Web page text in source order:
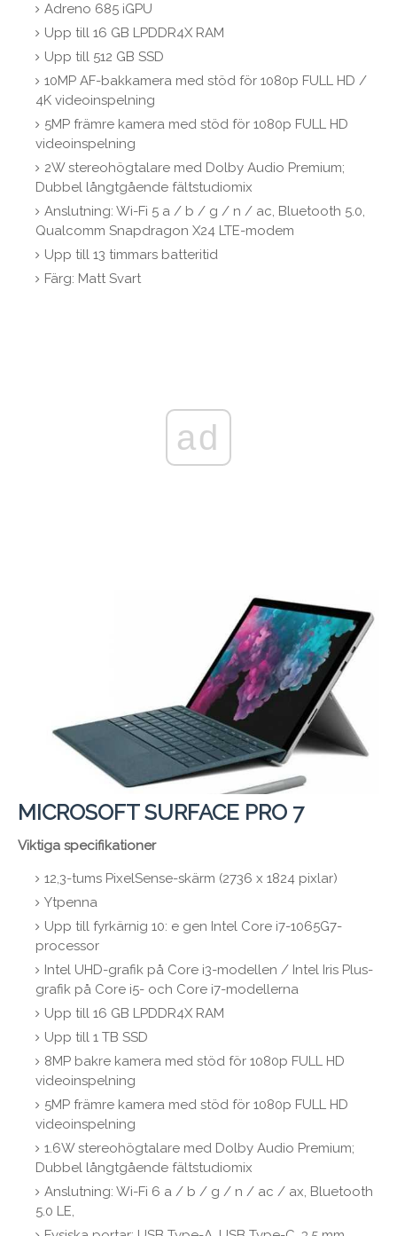
Adreno 685 iGPU
Upp till 16 GB LPDDR4X RAM
Upp till 512 GB SSD
10MP AF-bakkamera med stöd för 1080p FULL HD /
4K videoinspelning
5MP främre kamera med stöd för 1080p FULL HD
videoinspelning
2W stereohögtalare med Dolby Audio Premium;
Dubbel långtgående fältstudiomix
Anslutning: Wi-Fi 5 a / b / g / n / ac, Bluetooth 5.0,
Qualcomm Snapdragon X24 LTE-modem
Upp till 13 timmars batteritid
Färg: Matt Svart
ad
MICROSOFT SURFACE PRO 7
Viktiga specifikationer
12,3-tums PixelSense-skärm (2736 x 1824 pixlar)
Ytpenna
Upp till fyrkärnig 10: e gen Intel Core i7-1065G7-
processor
Intel UHD-grafik på Core i3-modellen / Intel Iris Plus-
grafik på Core i5- och Core i7-modellerna
Upp till 16 GB LPDDR4X RAM
Upp till 1 TB SSD
8MP bakre kamera med stöd för 1080p FULL HD
videoinspelning
5MP främre kamera med stöd för 1080p FULL HD
videoinspelning
1.6W stereohögtalare med Dolby Audio Premium;
Dubbel långtgående fältstudiomix
Anslutning: Wi-Fi 6 a / b / g / n / ac / ax, Bluetooth
5.0 LE,